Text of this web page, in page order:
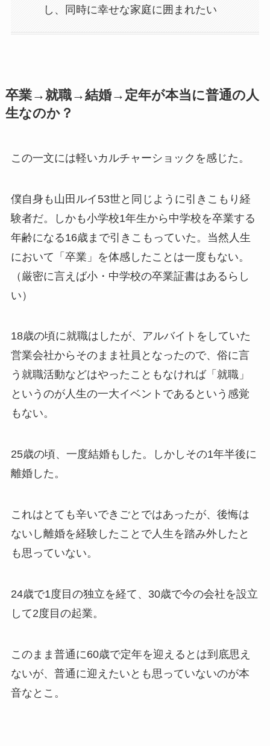
し、同時に幸せな家庭に囲まれたい
卒業→就職→結婚→定年が本当に普通の人
生なのか？
この一文には軽いカルチャーショックを感じた。
僕自身も山田ルイ53世と同じように引きこもり経
験者だ。しかも小学校1年生から中学校を卒業する
年齢になる16歳まで引きこもっていた。当然人生
において「卒業」を体感したことは一度もない。
（厳密に言えば小・中学校の卒業証書はあるらし
い）
18歳の頃に就職はしたが、アルバイトをしていた
営業会社からそのまま社員となったので、俗に言
う就職活動などはやったこともなければ「就職」
というのが人生の一大イベントであるという感覚
もない。
25歳の頃、一度結婚もした。しかしその1年半後に
離婚した。
これはとても辛いできごとではあったが、後悔は
ないし離婚を経験したことで人生を踏み外したと
も思っていない。
24歳で1度目の独立を経て、30歳で今の会社を設立
して2度目の起業。
このまま普通に60歳で定年を迎えるとは到底思え
ないが、普通に迎えたいとも思っていないのが本
音なとこ。